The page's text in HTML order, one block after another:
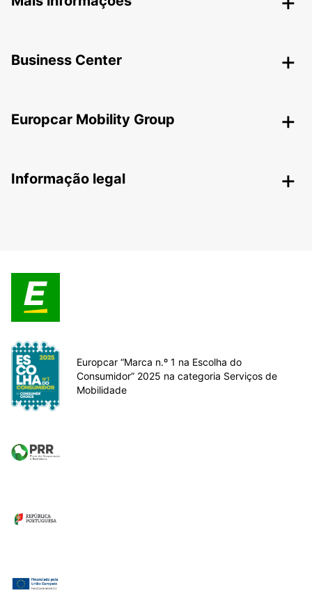
Business Center
Europcar Mobility Group
Informação legal
Europcar “Marca n.º 1 na Escolha do
Consumidor” 2025 na categoria Serviços de
Mobilidade